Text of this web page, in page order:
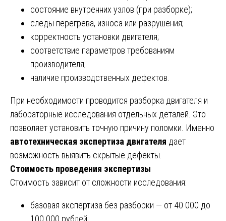
состояние внутренних узлов (при разборке);
следы перегрева, износа или разрушения;
корректность установки двигателя;
соответствие параметров требованиям
производителя;
наличие производственных дефектов.
При необходимости проводится разборка двигателя и
лабораторные исследования отдельных деталей. Это
позволяет установить точную причину поломки. Именно
автотехническая экспертиза двигателя дает
возможность выявить скрытые дефекты.
Стоимость проведения экспертизы
Стоимость зависит от сложности исследования:
базовая экспертиза без разборки — от 40 000 до
100 000 рублей;